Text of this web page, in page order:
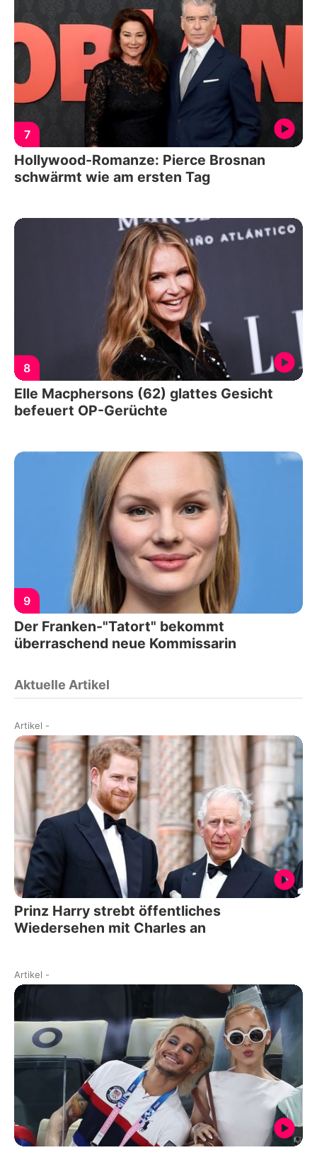
7
Hollywood-Romanze: Pierce Brosnan
schwärmt wie am ersten Tag
8
Elle Macphersons (62) glattes Gesicht
befeuert OP-Gerüchte
9
Der Franken-"Tatort" bekommt
überraschend neue Kommissarin
Aktuelle Artikel
Artikel -
Prinz Harry strebt öffentliches
Wiedersehen mit Charles an
Artikel -